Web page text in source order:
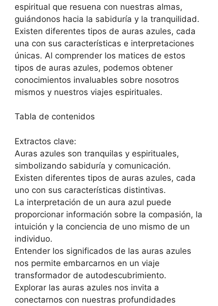
espiritual que resuena con nuestras almas,
guiándonos hacia la sabiduría y la tranquilidad.
Existen diferentes tipos de auras azules, cada
una con sus características e interpretaciones
únicas. Al comprender los matices de estos
tipos de auras azules, podemos obtener
conocimientos invaluables sobre nosotros
mismos y nuestros viajes espirituales.
Tabla de contenidos
Extractos clave:
Auras azules son tranquilas y espirituales,
simbolizando sabiduría y comunicación.
Existen diferentes tipos de auras azules, cada
uno con sus características distintivas.
La interpretación de un aura azul puede
proporcionar información sobre la compasión, la
intuición y la conciencia de uno mismo de un
individuo.
Entender los significados de las auras azules
nos permite embarcarnos en un viaje
transformador de autodescubrimiento.
Explorar las auras azules nos invita a
conectarnos con nuestras profundidades